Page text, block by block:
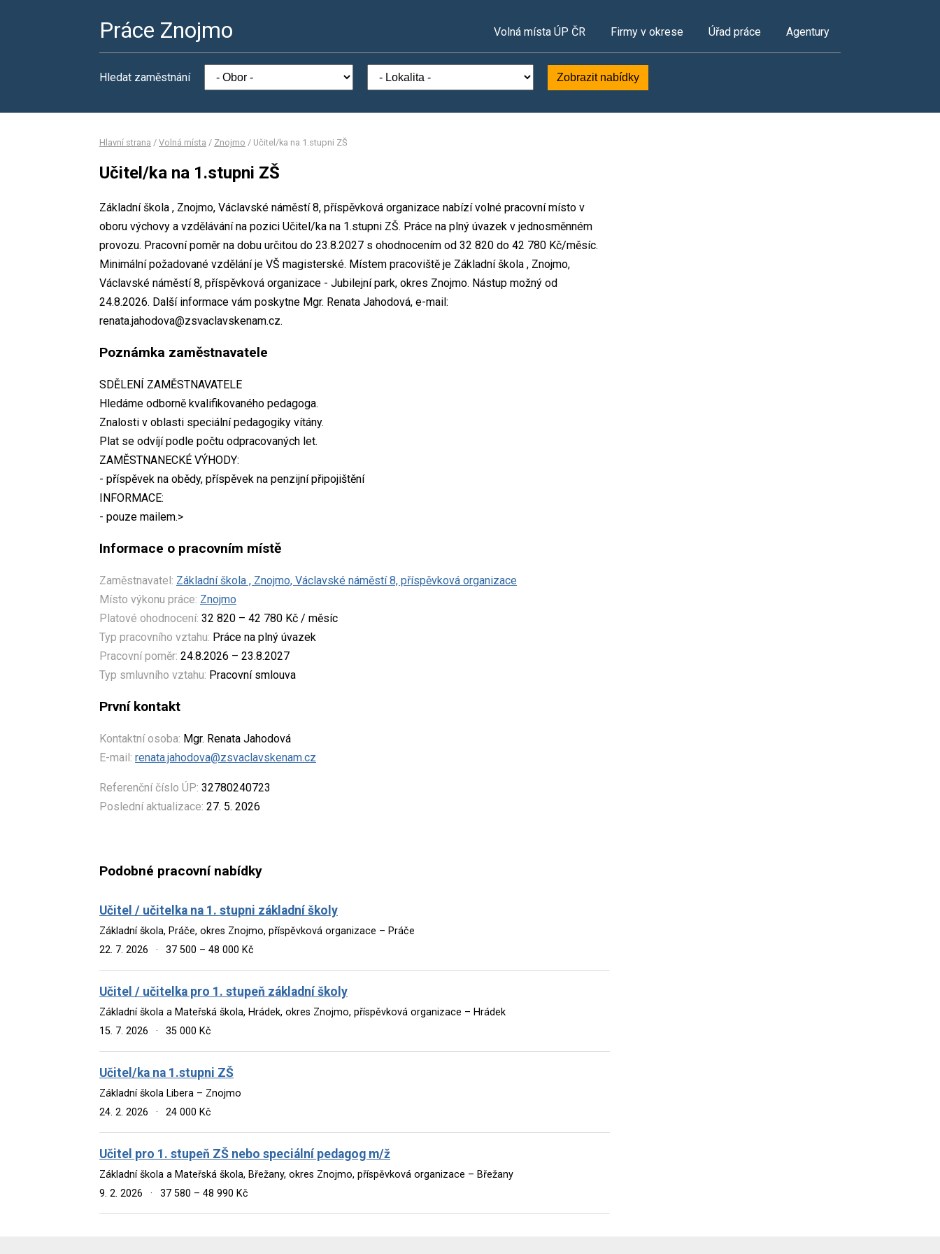
Práce Znojmo Volná místa ÚP ČR Firmy v okrese Úřad práce Agentury
Hledat zaměstnání Zobrazit nabídky
Hlavní strana / Volná místa / Znojmo / Učitel/ka na 1.stupni ZŠ
Učitel/ka na 1.stupni ZŠ
Základní škola , Znojmo, Václavské náměstí 8, příspěvková organizace nabízí volné pracovní místo v
oboru výchovy a vzdělávání na pozici Učitel/ka na 1.stupni ZŠ. Práce na plný úvazek v jednosměnném
provozu. Pracovní poměr na dobu určitou do 23.8.2027 s ohodnocením od 32 820 do 42 780 Kč/měsíc.
Minimální požadované vzdělání je VŠ magisterské. Místem pracoviště je Základní škola , Znojmo,
Václavské náměstí 8, příspěvková organizace - Jubilejní park, okres Znojmo. Nástup možný od
24.8.2026. Další informace vám poskytne Mgr. Renata Jahodová, e-mail:
renata.jahodova@zsvaclavskenam.cz.
Poznámka zaměstnavatele
SDĚLENÍ ZAMĚSTNAVATELE
Hledáme odborně kvalifikovaného pedagoga.
Znalosti v oblasti speciální pedagogiky vítány.
Plat se odvíjí podle počtu odpracovaných let.
ZAMĚSTNANECKÉ VÝHODY:
- příspěvek na obědy, příspěvek na penzijní připojištění
INFORMACE:
- pouze mailem.>
Informace o pracovním místě
Zaměstnavatel: Základní škola , Znojmo, Václavské náměstí 8, příspěvková organizace
Místo výkonu práce: Znojmo
Platové ohodnocení: 32 820 – 42 780 Kč / měsíc
Typ pracovního vztahu: Práce na plný úvazek
Pracovní poměr: 24.8.2026 – 23.8.2027
Typ smluvního vztahu: Pracovní smlouva
První kontakt
Kontaktní osoba: Mgr. Renata Jahodová
E-mail: renata.jahodova@zsvaclavskenam.cz
Referenční číslo ÚP: 32780240723
Poslední aktualizace: 27. 5. 2026
Podobné pracovní nabídky
Učitel / učitelka na 1. stupni základní školy
Základní škola, Práče, okres Znojmo, příspěvková organizace – Práče
22. 7. 2026
· 37 500 – 48 000 Kč
Učitel / učitelka pro 1. stupeň základní školy
Základní škola a Mateřská škola, Hrádek, okres Znojmo, příspěvková organizace – Hrádek
15. 7. 2026
· 35 000 Kč
Učitel/ka na 1.stupni ZŠ
Základní škola Libera – Znojmo
24. 2. 2026
· 24 000 Kč
Učitel pro 1. stupeň ZŠ nebo speciální pedagog m/ž
Základní škola a Mateřská škola, Břežany, okres Znojmo, příspěvková organizace – Břežany
9. 2. 2026
· 37 580 – 48 990 Kč